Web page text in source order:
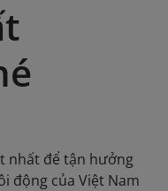
nhất để tận hưởng
động của Việt Nam